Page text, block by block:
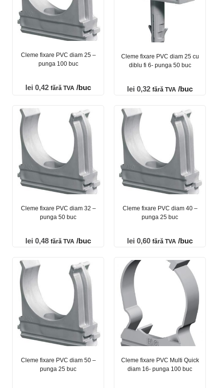
Cleme fixare PVC diam 25 –
punga 100 buc
lei 0,42 fără TVA /buc
Cleme fixare PVC diam 25 cu
diblu fi 6- punga 50 buc
lei 0,32 fără TVA /buc
Cleme fixare PVC diam 32 –
punga 50 buc
lei 0,48 fără TVA /buc
Cleme fixare PVC diam 40 –
punga 25 buc
lei 0,60 fără TVA /buc
Cleme fixare PVC diam 50 –
punga 25 buc
Cleme fixare PVC Multi Quick
diam 16- punga 100 buc